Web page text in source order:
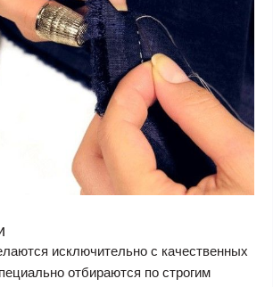
исключительно с качественных
отбираются по строгим